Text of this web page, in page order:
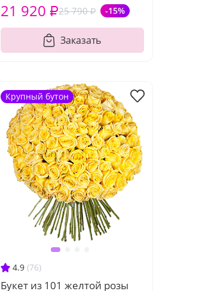
25 790 ₽ -15%
21 920 ₽
Заказать
4.9 (76)
Букет из 101 желтой розы
Крупный бутон